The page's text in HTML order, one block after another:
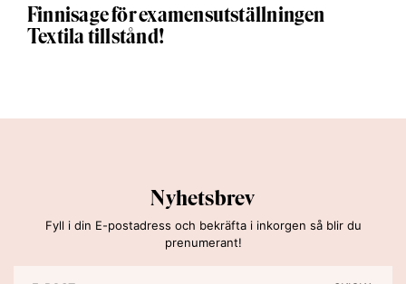
Finnisage för examensutställningen
Textila tillstånd!
Nyhetsbrev
Fyll i din E-postadress och bekräfta i inkorgen så blir du
prenumerant!